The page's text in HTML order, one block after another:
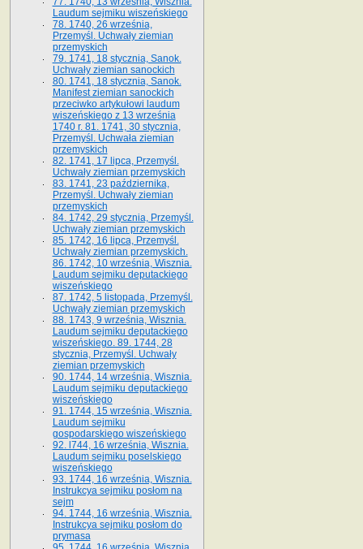
Laudum sejmiku wiszeńskiego
78. 1740, 26 września,
Przemyśl. Uchwały ziemian
przemyskich
79. 1741, 18 stycznia, Sanok.
Uchwały ziemian sanockich
80. 1741, 18 stycznia, Sanok.
Manifest ziemian sanockich
przeciwko artykułowi laudum
wiszeńskiego z 13 wrze­śnia
1740 r. 81. 1741, 30 stycznia,
Przemyśl. Uchwała ziemian
przemyskich
82. 1741, 17 lipca, Przemyśl.
Uchwały ziemian przemyskich
83. 1741, 23 października,
Przemyśl. Uchwały ziemian
przemyskich
84. 1742, 29 stycznia, Przemyśl.
Uchwały ziemian przemyskich
85. 1742, 16 lipca, Przemyśl.
Uchwały ziemian przemyskich.
86. 1742, 10 września, Wisznia.
Laudum sejmiku deputackiego
wiszeńskiego
87. 1742, 5 listopada, Przemyśl.
Uchwały ziemian przemyskich
88. 1743, 9 września, Wisznia.
Laudum sejmiku deputackiego
wiszeńskiego. 89. 1744, 28
stycznia, Przemyśl. Uchwały
ziemian przemyskich
90. 1744, 14 września, Wisznia.
Laudum sejmiku deputackiego
wiszeńskiego
91. 1744, 15 września, Wisznia.
Laudum sejmiku
gospodarskiego wiszeńskiego
92. l744, 16 września, Wisznia.
Laudum sejmiku poselskiego
wiszeńskiego
93. 1744, 16 września, Wisznia.
Instrukcya sejmiku posłom na
sejm
94. 1744, 16 września, Wisznia.
Instrukcya sejmiku posłom do
prymasa